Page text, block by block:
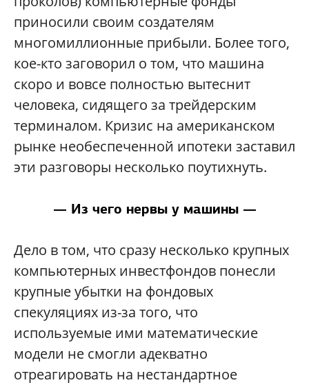
приносили своим создателям
многомиллионные прибыли. Более того,
кое-кто заговорил о том, что машина
скоро и вовсе полностью вытеснит
человека, сидящего за трейдерским
терминалом. Кризис на американском
рынке необеспеченной ипотеки заставил
эти разговоры несколько поутихнуть.
— Из чего нервы у машины —
Дело в том, что сразу несколько крупных
компьютерных инвестфондов понесли
крупные убытки на фондовых
спекуляциях из-за того, что
используемые ими математические
модели не смогли адекватно
отреагировать на нестандартное